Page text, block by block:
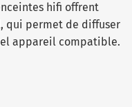
hifi offrent
qui permet de diffuser
appareil compatible.